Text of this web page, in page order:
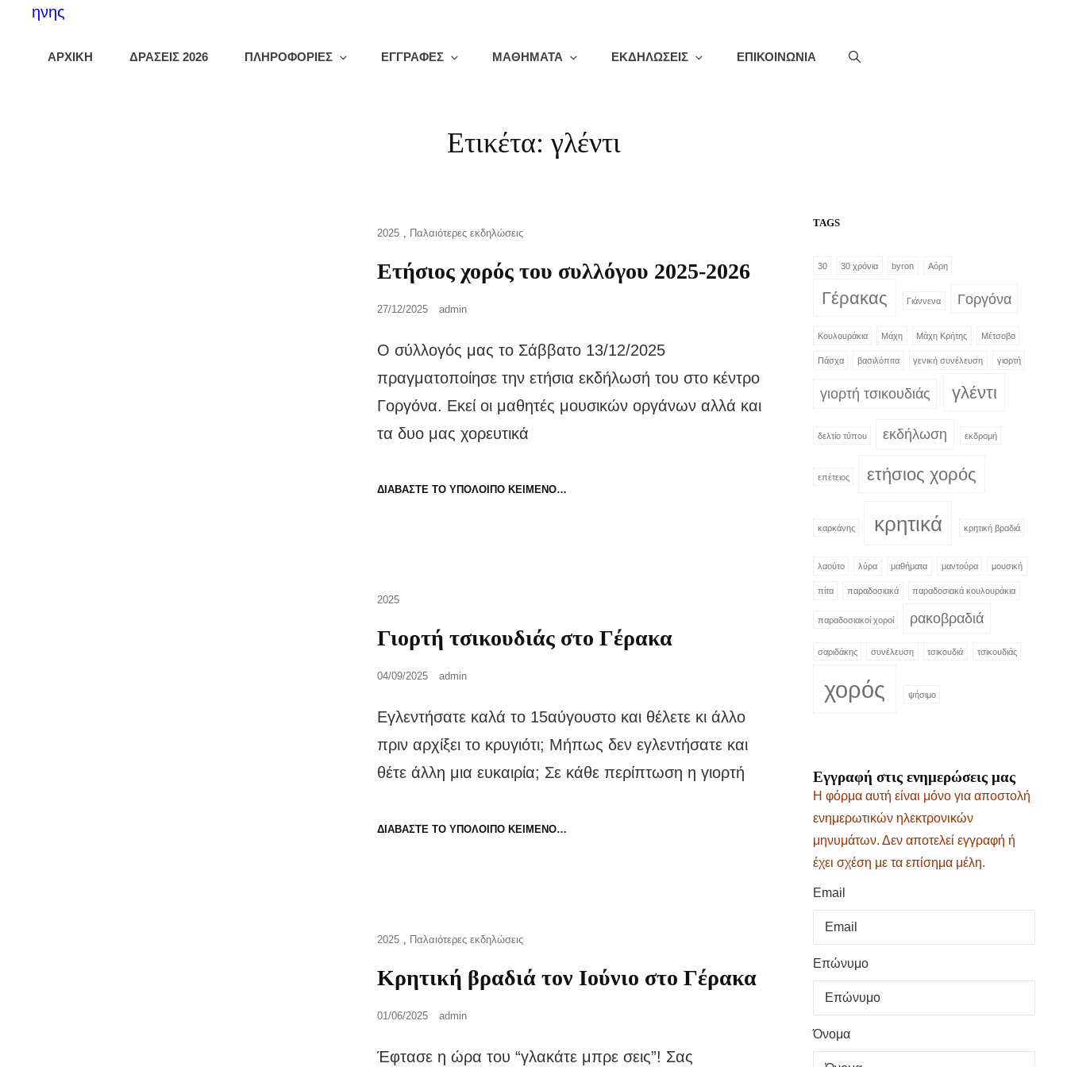
ΑΡΧΙΚΗ ΔΡΑΣΕΙΣ 2026 ΠΛΗΡΟΦΟΡΙΕΣ ΕΓΓΡΑΦΕΣ ΜΑΘΗΜΑΤΑ ΕΚΔΗΛΩΣΕΙΣ ΕΠΙΚΟΙΝΩΝΙΑ
Ετικέτα: γλέντι
Cat
2025 , Παλαιότερες εκδηλώσεις
Ετήσιος χορός του συλλόγου 2025-2026
Posted
27/12/2025 admin
Ο σύλλογός μας το Σάββατο 13/12/2025
πραγματοποίησε την ετήσια εκδήλωσή του στο κέντρο
Γοργόνα. Εκεί οι μαθητές μουσικών οργάνων αλλά και
τα δυο μας χορευτικά
ΔΙΑΒΆΣΤΕ ΤΟ ΥΠΌΛΟΙΠΟ ΚΕΊΜΕΝΟ…ΕΤΉΣΙΟΣ
Cat
2025
Γιορτή τσικουδιάς στο Γέρακα
Posted
04/09/2025 admin
Εγλεντήσατε καλά το 15αύγουστο και θέλετε κι άλλο
πριν αρχίξει το κρυγιότι; Μήπως δεν εγλεντήσατε και
θέτε άλλη μια ευκαιρία; Σε κάθε περίπτωση η γιορτή
ΔΙΑΒΆΣΤΕ ΤΟ ΥΠΌΛΟΙΠΟ ΚΕΊΜΕΝΟ…
Cat
2025 Παλαιότερες εκδηλώσεις
Κρητική βραδιά τον Ιούνιο στο Γέρακα
Posted
01/06/2025 admin
Έφτασε η ώρα του “γλακάτε μπρε σεις”! Σας
TAGS
30 30 χρόνια byron Αόρη
Γέρακας Γιάννενα Γοργόνα
Κουλουράκια Μάχη Μάχη Κρήτης Μέτσοβο
Πάσχα βασιλόπιτα γενική συνέλευση γιορτή
γιορτή τσικουδιάς γλέντι
δελτίο τύπου εκδήλωση εκδρομή
επέτειος ετήσιος χορός
καρκάνης κρητικά κρητική βραδιά
λαούτο λύρα μαθήματα μαντούρα μουσική
πίτα παραδοσιακά παραδοσιακά κουλουράκια
παραδοσιακοί χοροί ρακοβραδιά
σαριδάκης συνέλευση τσικουδιά τσικουδιάς
χορός ψήσιμο
Εγγραφή στις ενημερώσεις μας
Η φόρμα αυτή είναι μόνο για αποστολή
ενημερωτικών ηλεκτρονικών
μηνυμάτων. Δεν αποτελεί εγγραφή ή
έχει σχέση με τα επίσημα μέλη.
Email
Επώνυμο
Όνομα